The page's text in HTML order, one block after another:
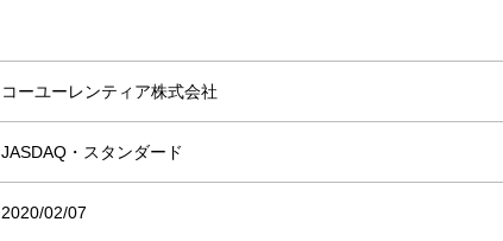
コーユーレンティア株式会社
JASDAQ・スタンダード
2020/02/07